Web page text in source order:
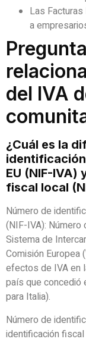
Las
a
del IVA
¿Cuál es la
EU (NIF-
fiscal local
Número de
(NIF-IVA):
Sistema de
Comisión Europea
efectos de IVA en
país que concedió
para Italia).
Número de
identificación